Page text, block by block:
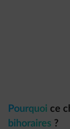
Pourquoi ce
bihoraires ?